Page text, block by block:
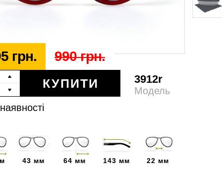
грн. 990 грн.
КУПИТИ 3912r
Модель
43 мм 64 мм 143 мм 22 мм